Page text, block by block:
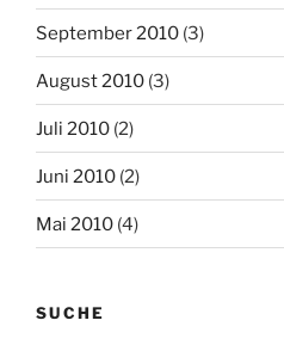
September 2010 (3)
August 2010 (3)
Juli 2010 (2)
Juni 2010 (2)
Mai 2010 (4)
SUCHE